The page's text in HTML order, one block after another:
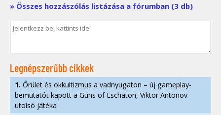
» Összes hozzászólás listázása a fórumban (3 db)
Legnépszerűbb cikkek
1. Őrület és okkultizmus a vadnyugaton – új gameplay-
bemutatót kapott a Guns of Eschaton, Viktor Antonov
utolsó játéka